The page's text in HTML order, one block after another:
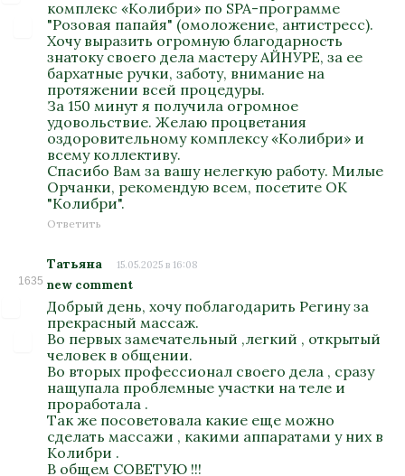
комплекс «Колибри» по SPA-программе
"Розовая папайя" (омоложение, антистресс).
Хочу выразить огромную благодарность
знатоку своего дела мастеру АЙНУРЕ, за ее
бархатные ручки, заботу, внимание на
протяжении всей процедуры.
За 150 минут я получила огромное
удовольствие. Желаю процветания
оздоровительному комплексу «Колибри» и
всему коллективу.
Спасибо Вам за вашу нелегкую работу. Милые
Орчанки, рекомендую всем, посетите ОК
"Колибри".
Ответить
1635
Татьяна 15.05.2025 в 16:08
new comment
Добрый день, хочу поблагодарить Регину за
прекрасный массаж.
Во первых замечательный ,легкий , открытый
человек в общении.
Во вторых профессионал своего дела , сразу
нащупала проблемные участки на теле и
проработала .
Так же посоветовала какие еще можно
сделать массажи , какими аппаратами у них в
Колибри .
В общем СОВЕТУЮ !!!